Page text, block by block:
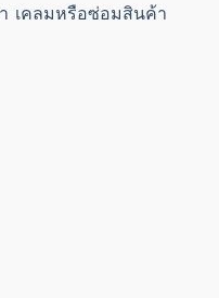
เคลมหรือซ่อมสินค้า